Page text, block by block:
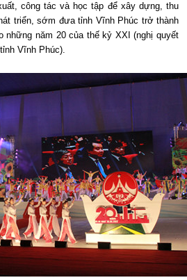
công tác và học tập để xây dựng, thu
triển, sớm đưa tỉnh Vĩnh Phúc trở thành
những năm 20 của thế kỷ XXI (nghị quyết
Vĩnh Phúc).